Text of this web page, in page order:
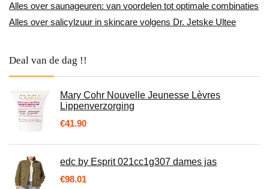
Alles over saunageuren: van voordelen tot optimale combinaties
Alles over salicylzuur in skincare volgens Dr. Jetske Ultee
Deal van de dag !!
Mary Cohr Nouvelle Jeunesse Lèvres
Lippenverzorging
€41.90
edc by Esprit 021cc1g307 dames jas
€98.01